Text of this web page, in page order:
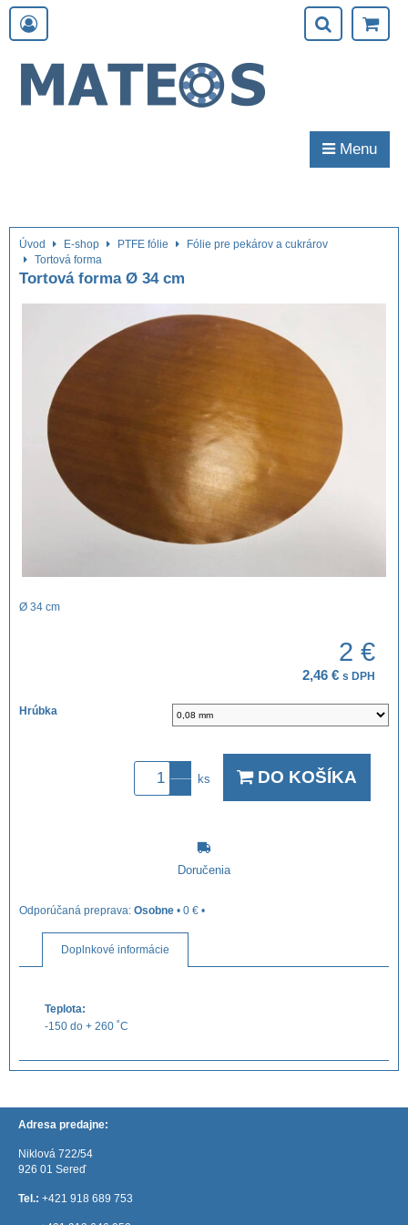
Menu
Úvod E-shop PTFE fólie
Fólie pre pekárov a cukrárov
Tortová forma
Tortová forma Ø 34 cm
Ø 34 cm
2 €
2,46 € s DPH
Hrúbka
ks DO KOŠÍKA
Doručenia
Osobne • 0 € •
Doplnkové informácie
Teplota:
-150 do + 260 ˚C
Adresa predajne:
Niklová 722/54
926 01 Sereď
Tel.: +421 918 689 753